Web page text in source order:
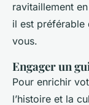
ravitaillement
il est préférable
vous.
Engager un
Pour enrichir
l’histoire et la